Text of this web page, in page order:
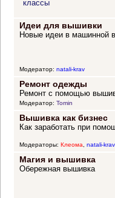
классы
Идеи для вышивки
Новые идеи в машинной
Модератор: natali-krav
Ремонт одежды
Ремонт с помощью
Модератор: Tomin
Вышивка как бизнес
Как заработать при
Модераторы: Клеома, natali-krav
Магия и вышивка
Обережная вышивка